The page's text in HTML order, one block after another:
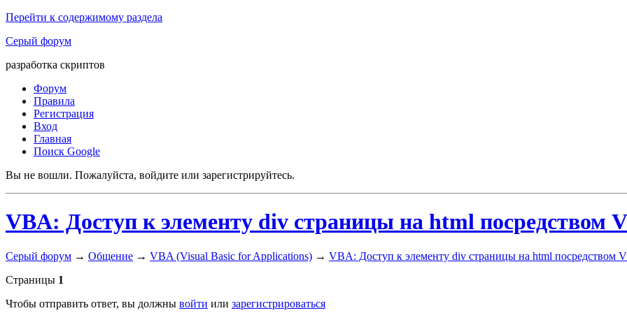
Перейти к содержимому раздела
Серый форум
разработка скриптов
Форум
Правила
Регистрация
Вход
Главная
Поиск Google
Вы не вошли. Пожалуйста, войдите или зарегистрируйтесь.
VBA: Доступ к элементу div страницы на html посредством
Серый форум → Общение → VBA (Visual Basic for Applications) → VBA: Доступ к элементу div страницы на html посредством
Страницы 1
Чтобы отправить ответ, вы должны войти или зарегистрироваться